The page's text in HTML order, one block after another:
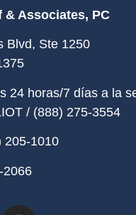
Associates, PC
Blvd, Ste 1250
24 horas/7 días a la
/ (888) 275-3554
205-1010
2066